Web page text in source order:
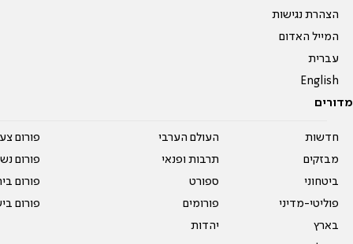
הצהרת נגישות
המייל האדום
עברית
English
מדורים
חדשות
מבזקים
ביטחוני
פוליטי-מדיני
בארץ
העולם הערבי
תרבות ופנאי
ספורט
פורומים
יהדות
פורום
פורום
פורום
פורום